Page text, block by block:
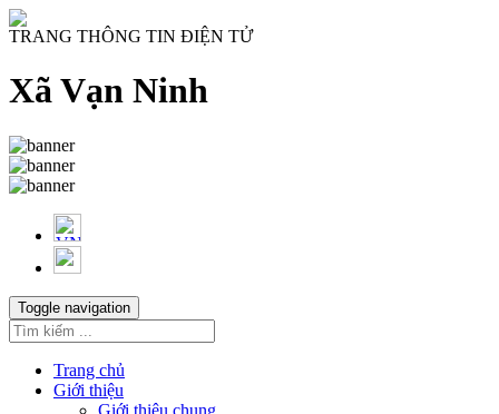
TRANG THÔNG TIN ĐIỆN TỬ
Xã Vạn Ninh
Toggle navigation
Trang chủ
Giới thiệu
Giới thiệu chung